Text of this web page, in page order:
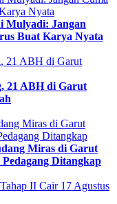
Mulyadi: Jangan
Buat Karya Nyata
21 ABH di Garut
Miras di Garut
Ditangkap